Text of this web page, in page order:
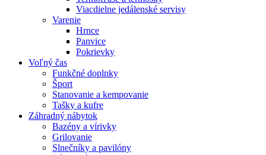
Viacdielne jedálenské servisy
Varenie
Hrnce
Panvice
Pokrievky
Voľný čas
Funkčné doplnky
Šport
Stanovanie a kempovanie
Tašky a kufre
Záhradný nábytok
Bazény a vírivky
Grilovanie
Slnečníky a pavilóny